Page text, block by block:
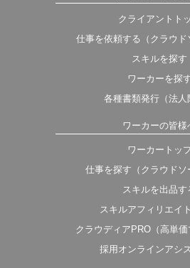
クライアントト
仕事を依頼する（クラウド
スキルを探す
ワーカーを探
各種書類発行（法人
ワーカーの皆様
ワーカートッ
仕事を探す（クラウドソ
スキルを出品す
スキルアフィリエイ
クラウディアPRO（高単価
採用オンラインアシ